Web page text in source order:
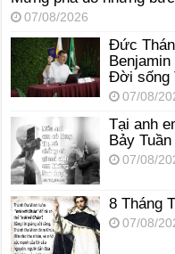
07/08/2026
Đức
Đời sống
07/08/
Tại anh
Bảy
07/08/
8 Tháng
07/08/